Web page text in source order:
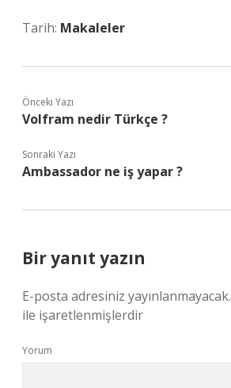
Tarih: Makaleler
Önceki Yazı
Volfram nedir Türkçe ?
Sonraki Yazı
Ambassador ne iş yapar ?
Bir yanıt yazın
E-posta adresiniz yayınlanmayacak.
ile işaretlenmişlerdir
Yorum